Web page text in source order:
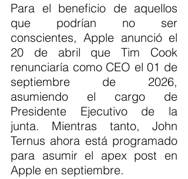
Para el beneficio de aquellos
que podrían no ser
conscientes, Apple anunció el
20 de abril que Tim Cook
renunciaría como CEO el 01 de
septiembre de 2026,
asumiendo el cargo de
Presidente Ejecutivo de la
junta. Mientras tanto, John
Ternus ahora está programado
para asumir el apex post en
Apple en septiembre.